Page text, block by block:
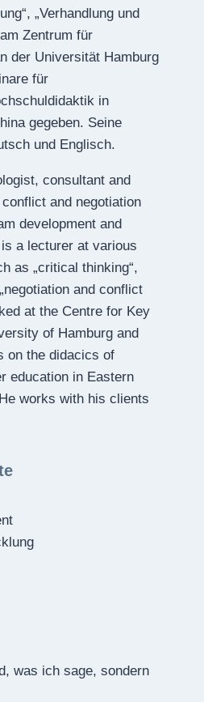
„Verhandlung und
Zentrum für
der Universität Hamburg
für
in
gegeben. Seine
und Englisch.
consultant and
and negotiation
development and
a lecturer at various
as „critical thinking“,
and conflict
at the Centre for Key
of Hamburg and
on the didacics of
education in Eastern
works with his clients
was ich sage, sondern